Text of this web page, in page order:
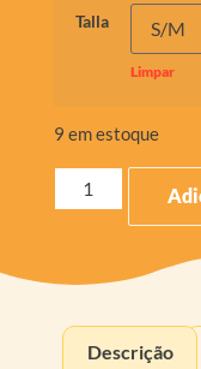
Talla
Limpar
9 em estoque
Descrição